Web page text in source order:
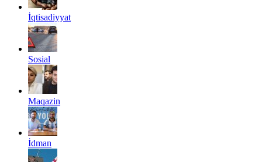
İqtisadiyyat
Sosial
Maqazin
İdman